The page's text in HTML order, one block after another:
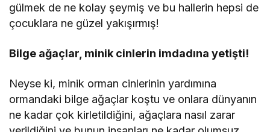
gülmek de ne kolay şeymiş ve bu hallerin hepsi de
çocuklara ne güzel yakışırmış!
Bilge ağaçlar, minik cinlerin imdadına yetişti!
Neyse ki, minik orman cinlerinin yardımına
ormandaki bilge ağaçlar koştu ve onlara dünyanın
ne kadar çok kirletildiğini, ağaçlara nasıl zarar